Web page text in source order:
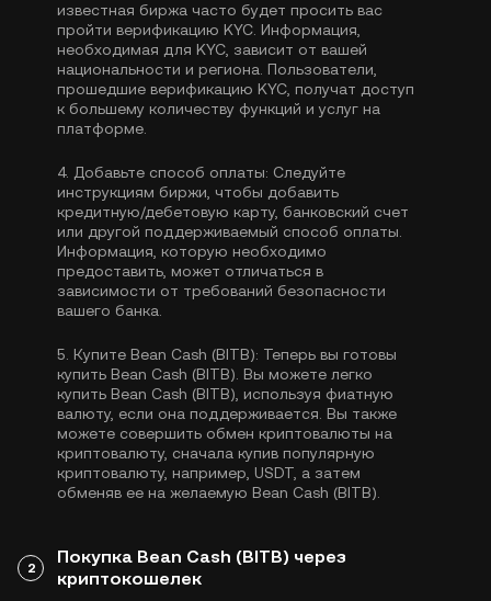
известная биржа часто будет просить вас
пройти верификацию KYC . Информация,
необходимая для KYC, зависит от вашей
национальности и региона. Пользователи,
прошедшие верификацию KYC, получат доступ
к большему количеству функций и услуг на
платформе.
4. Добавьте способ оплаты: Следуйте
инструкциям биржи, чтобы добавить
кредитную/дебетовую карту, банковский счет
или другой поддерживаемый способ оплаты.
Информация, которую необходимо
предоставить, может отличаться в
зависимости от требований безопасности
вашего банка.
5. Купите Bean Cash (BITB): Теперь вы готовы
купить Bean Cash (BITB). Вы можете легко
купить Bean Cash (BITB), используя фиатную
валюту, если она поддерживается. Вы также
можете совершить обмен криптовалюты на
криптовалюту, сначала купив популярную
криптовалюту, например, USDT , а затем
обменяв ее на желаемую Bean Cash (BITB).
2
Покупка Bean Cash (BITB) через
криптокошелек